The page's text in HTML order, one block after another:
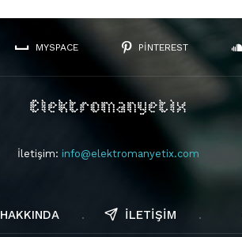
MYSPACE PINTEREST
İletişim: info@elektromanyetix.com
HAKKINDA İLETIŞIM